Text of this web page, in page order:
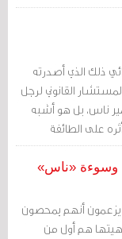
بغض الطائفة
ذلك الذي أصدرته
القانوني لرجل
ناس، بل هو أشبه
على الطائفة
لعشرات السنين.
وسوءة «ناس»
يزعمون أنهم يمحصون
هم أول من